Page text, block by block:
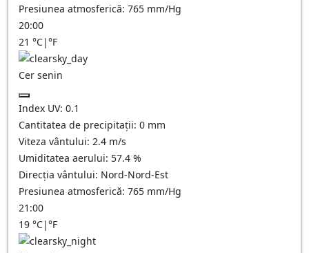
Presiunea atmosferică: 765 mm/Hg
20:00
21 °C|°F
Cer senin
Index UV: 0.1
Cantitatea de precipitații: 0 mm
Viteza vântului: 2.4 m/s
Umiditatea aerului: 57.4 %
Direcția vântului: Nord-Nord-Est
Presiunea atmosferică: 765 mm/Hg
21:00
19 °C|°F